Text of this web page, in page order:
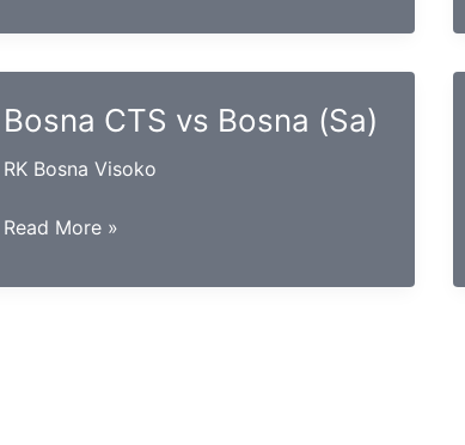
Borac
mtel
Bosna CTS vs Bosna (Sa)
RK Bosna Visoko
Bosna
vs
Read More »